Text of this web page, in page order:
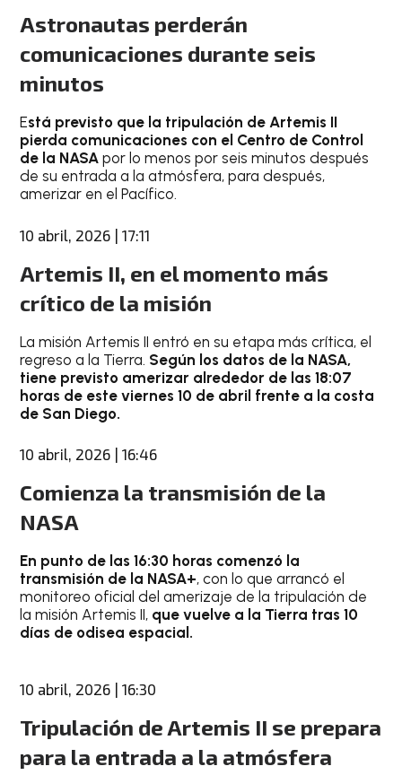
Astronautas perderán
comunicaciones durante seis
minutos
Está previsto que la tripulación de Artemis II
pierda comunicaciones con el Centro de Control
de la NASApor lo menos por seis minutos después
de su entrada a la atmósfera, para después,
amerizar en el Pacífico.
10 abril, 2026 | 17:11
Artemis II, en el momento más
crítico de la misión
La misión Artemis II entró en su etapa más crítica, el
regreso a la Tierra. Según los datos de la NASA,
tiene previsto amerizar alrededor de las 18:07
horas de este viernes 10 de abril frente a la costa
de San Diego.
10 abril, 2026 | 16:46
Comienza la transmisión de la
NASA
En punto de las 16:30 horas comenzó la
transmisión de la NASA+, con lo que arrancó el
monitoreo oficial del amerizaje de la tripulación de
la misión Artemis II, que vuelve a la Tierra tras 10
días de odisea espacial.
10 abril, 2026 | 16:30
Tripulación de Artemis II se prepara
para la entrada a la atmósfera